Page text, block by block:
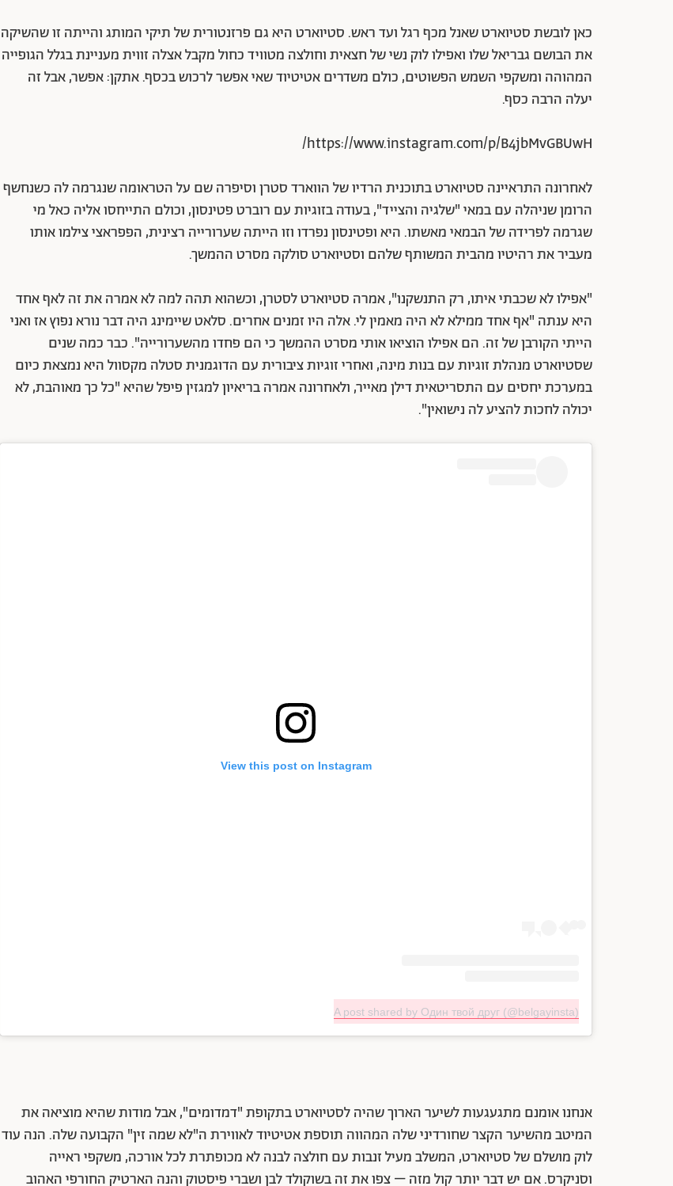
כאן לובשת סטיוארט שאנל מכף רגל ועד ראש. סטיוארט היא גם פרזנטורית של תיקי המותג והייתה זו שהשיקה
את הבושם גבריאל שלו ואפילו לוק נשי של חצאית וחולצה מטוויד כחול מקבל אצלה זווית מעניינת בגלל הגופייה
המהוהה ומשקפי השמש הפשוטים, כולם משדרים אטיטיוד שאי אפשר לרכוש בכסף. אתקן: אפשר, אבל זה
יעלה הרבה כסף.
https://www.instagram.com/p/B4jbMvGBUwH/
לאחרונה התראיינה סטיוארט בתוכנית הרדיו של הווארד סטרן וסיפרה שם על הטראומה שנגרמה לה כשנחשף
הרומן שניהלה עם במאי "שלגיה והצייד", בעודה בזוגיות עם רוברט פטינסון, וכולם התייחסו אליה כאל מי
שגרמה לפרידה של הבמאי מאשתו. היא ופטינסון נפרדו וזו הייתה שערורייה רצינית, הפפראצי צילמו אותו
מעביר את רהיטיו מהבית המשותף שלהם וסטיוארט סולקה מסרט ההמשך.
"אפילו לא שכבתי איתו, רק התנשקנו", אמרה סטיוארט לסטרן, וכשהוא תהה למה לא אמרה את זה לאף אחד
היא ענתה "אף אחד ממילא לא היה מאמין לי. אלה היו זמנים אחרים. סלאט שיימינג היה דבר נורא נפוץ אז ואני
הייתי הקורבן של זה. הם אפילו הוציאו אותי מסרט ההמשך כי הם פחדו מהשערורייה". כבר כמה שנים
שסטיוארט מנהלת זוגיות עם בנות מינה, ואחרי זוגיות ציבורית עם הדוגמנית סטלה מקסוול היא נמצאת כיום
במערכת יחסים עם התסריטאית דילן מאייר, ולאחרונה אמרה בריאיון למגזין פיפל שהיא "כל כך מאוהבת, לא
יכולה לחכות להציע לה נישואין".
View this post on Instagram
A post shared by Один твой друг (@belgayinsta)
אנחנו אומנם מתגעגעות לשיער הארוך שהיה לסטיוארט בתקופת "דמדומים", אבל מודות שהיא מוציאה את
המיטב מהשיער הקצר שחורדיני שלה המהווה תוספת אטיטיוד לאווירת ה"לא שמה זין" הקבועה שלה. הנה עוד
לוק מושלם של סטיוארט, המשלב מעיל זנבות עם חולצה לבנה לא מכופתרת לכל אורכה, משקפי ראייה
וסניקרס. אם יש דבר יותר קול מזה – צפו את זה בשוקולד לבן ושברי פיסטוק והנה הארטיק החורפי האהוב